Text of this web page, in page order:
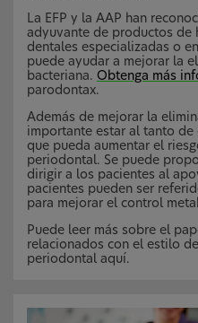
La EFP y la AAP han
adyuvante de productos de
dentales especializadas o
puede ayudar a mejorar la
bacteriana. Obtenga más
parodontax.
Además de mejorar la
importante estar al tanto
que pueda aumentar el
periodontal. Se puede
dirigir a los pacientes al
pacientes pueden ser
para mejorar el control
Puede leer más sobre el
relacionados con el estilo
periodontal aquí.